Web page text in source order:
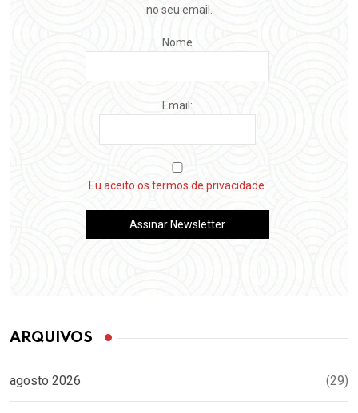
no seu email.
Nome
Email:
Eu aceito os termos de privacidade.
ARQUIVOS
agosto 2026 (29)